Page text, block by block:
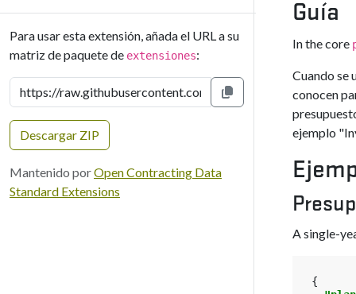
Para usar esta extensión, añada el URL a su
matriz de paquete de extensiones:
Copiar al portapapeles
Descargar ZIP
Mantenido porOpen Contracting Data
Standard Extensions
Guía
In the core
Cuando se
conocen
ejemplo
A single-
{